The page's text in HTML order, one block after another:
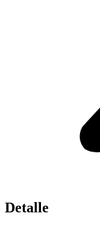
Detalle